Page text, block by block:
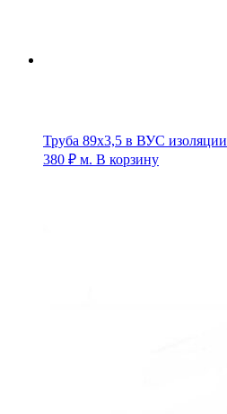
Труба 89х3,5 в ВУС изоляции
380 ₽ м. В корзину